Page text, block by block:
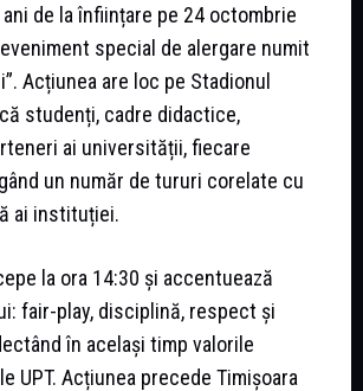
de la înființare pe 24 octombrie
special de alergare numit
Acțiunea are loc pe Stadionul
studenți, cadre didactice,
ai universității, fiecare
un număr de tururi corelate cu
ai instituției.
la ora 14:30 și accentuează
fair-play, disciplină, respect și
în același timp valorile
UPT. Acțiunea precede Timișoara